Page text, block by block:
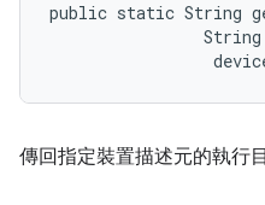
public static String
傳回指定裝置描述元的執行目